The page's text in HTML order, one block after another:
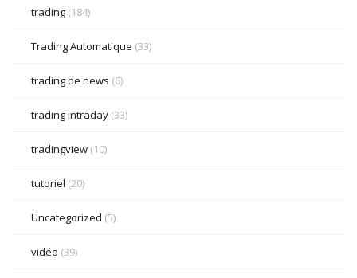
trading (184)
Trading Automatique (33)
trading de news (6)
trading intraday (33)
tradingview (10)
tutoriel (20)
Uncategorized (5)
vidéo (39)